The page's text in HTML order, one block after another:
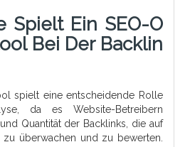
Spielt Ein SEO-O
Bei Der Backlin
spielt eine entscheidende Rolle
da es Website-Betreibern
Quantität der Backlinks, die auf
überwachen und zu bewerten.